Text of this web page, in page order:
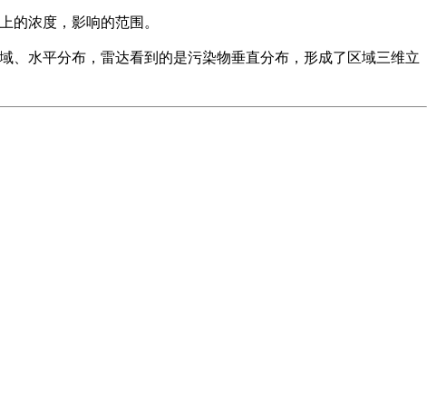
浓度，影响的范围。
水平分布，雷达看到的是污染物垂直分布，形成了区域三维立